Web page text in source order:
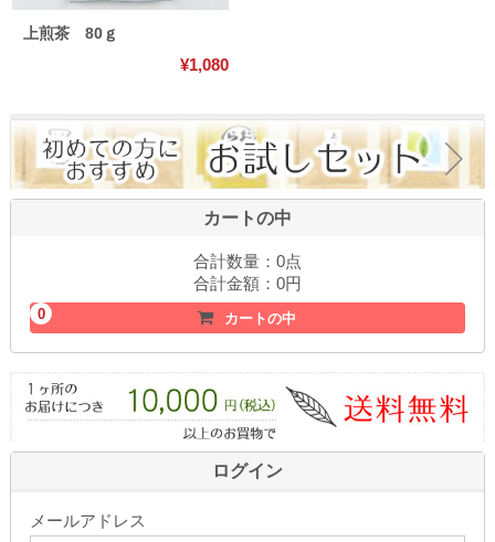
上煎茶 80ｇ
¥1,080
カートの中
合計数量： 0点
合計金額： 0円
カートの中
0
ログイン
メールアドレス